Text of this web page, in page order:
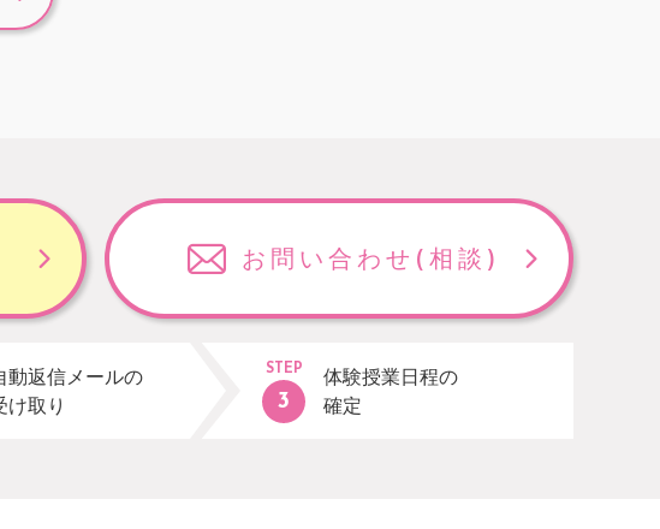
お問い合わせ (相談)
動返信メールの
け取り
STEP
体験授業日程の
確定